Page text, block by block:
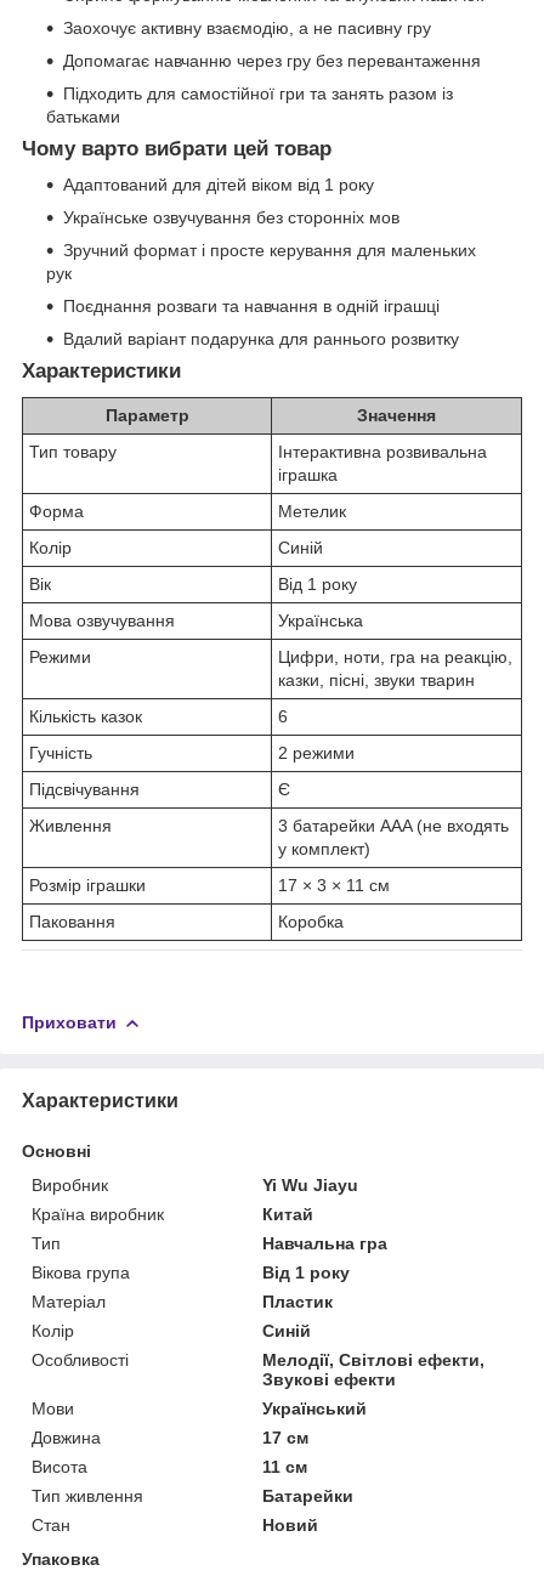
Заохочує активну взаємодію, а не пасивну гру
Допомагає навчанню через гру без перевантаження
Підходить для самостійної гри та занять разом із
батьками
Чому варто вибрати цей товар
Адаптований для дітей віком від 1 року
Українське озвучування без сторонніх мов
Зручний формат і просте керування для маленьких
рук
Поєднання розваги та навчання в одній іграшці
Вдалий варіант подарунка для раннього розвитку
Характеристики
Параметр
Значення
Тип товару
Інтерактивна розвивальна
іграшка
Форма
Метелик
Колір
Синій
Вік
Від 1 року
Мова озвучування
Українська
Режими
Цифри, ноти, гра на реакцію,
казки, пісні, звуки тварин
Кількість казок
6
Гучність
2 режими
Підсвічування
Є
Живлення
3 батарейки AAA (не входять
у комплект)
Розмір іграшки
17 × 3 × 11 см
Паковання
Коробка
Приховати
Характеристики
Основні
Виробник
Yi Wu Jiayu
Країна виробник
Китай
Тип
Навчальна гра
Вікова група
Від 1 року
Матеріал
Пластик
Колір
Синій
Особливості
Мелодії, Світлові ефекти,
Звукові ефекти
Мови
Український
Довжина
17 см
Висота
11 см
Тип живлення
Батарейки
Стан
Новий
Упаковка